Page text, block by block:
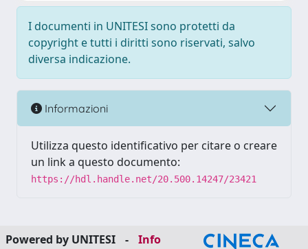
I documenti in UNITESI sono protetti da
copyright e tutti i diritti sono riservati, salvo
diversa indicazione.
Informazioni
Utilizza questo identificativo per citare o creare
un link a questo documento:
https://hdl.handle.net/20.500.14247/23421
Powered by UNITESI -
Info